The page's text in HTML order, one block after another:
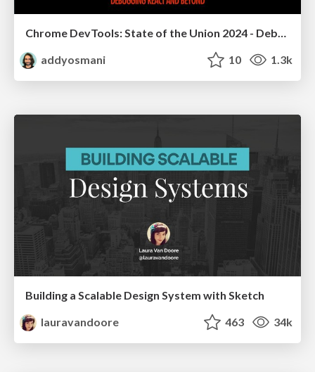
Chrome DevTools: State of the Union 2024 - Debugging React & Beyond
addyosmani
10 1.3k
Building a Scalable Design System with Sketch
lauravandoore
463 34k